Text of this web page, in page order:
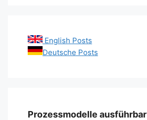
English Posts
Deutsche Posts
Prozessmodelle ausführbar